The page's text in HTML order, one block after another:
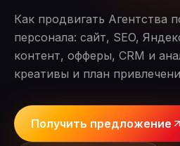
Как продвигать Агентства
персонала: сайт, SEO,
контент, офферы, CRM и
креативы и план
Получить предложение